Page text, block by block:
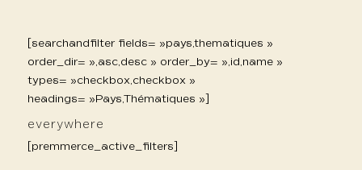
[searchandfilter fields= »pays,thematiques »
order_dir= »,asc,desc » order_by= »,id,name »
types= »checkbox,checkbox »
headings= »Pays,Thématiques »]
everywhere
[premmerce_active_filters]